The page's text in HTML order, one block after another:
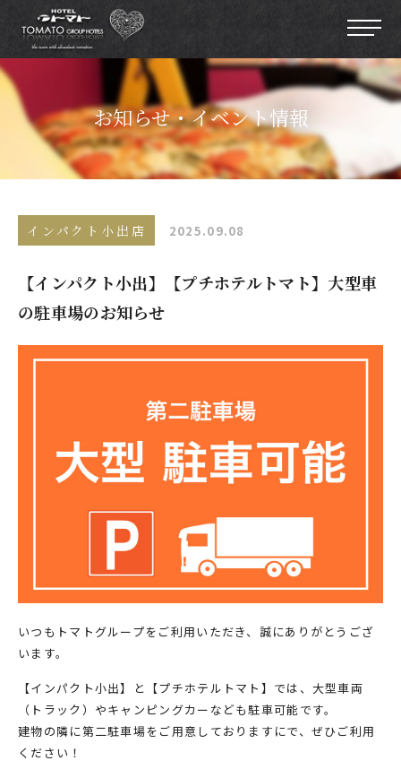
お知らせ・イベント情報
インパクト小出店 2025.09.08
【インパクト小出】【プチホテルトマト】大型車
の駐車場のお知らせ
いつもトマトグループをご利用いただき、誠にありがとうござ
います。
【インパクト小出】と【プチホテルトマト】では、大型車両
（トラック）やキャンピングカーなども駐車可能です。
建物の隣に第二駐車場をご用意しておりますにで、ぜひご利用
ください！